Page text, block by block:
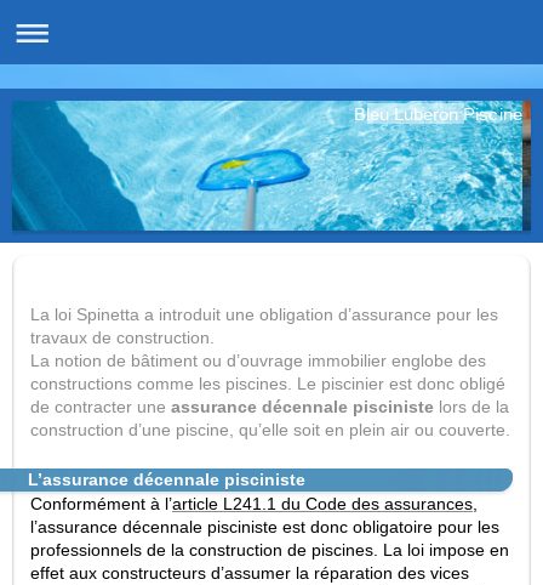
Bleu Luberon Piscine
La loi Spinetta a introduit une obligation d’assurance pour les
travaux de construction.
La notion de bâtiment ou d’ouvrage immobilier englobe des
constructions comme les piscines. Le piscinier est donc obligé
de contracter une assurance décennale pisciniste lors de la
construction d’une piscine, qu’elle soit en plein air ou couverte.
L’assurance décennale pisciniste
Conformément à l’article L241.1 du Code des assurances,
l’assurance décennale pisciniste est donc obligatoire pour les
professionnels de la construction de piscines. La loi impose en
effet aux constructeurs d’assumer la réparation des vices